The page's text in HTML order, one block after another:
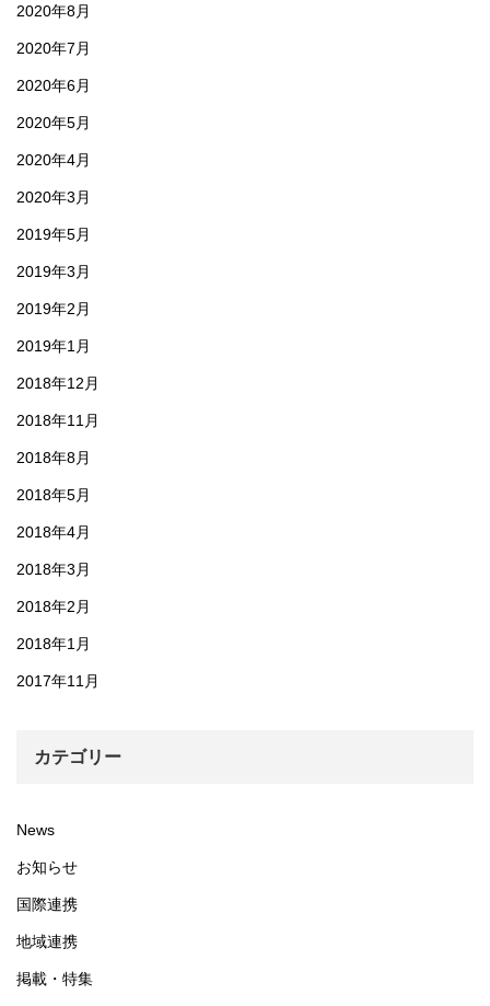
2020年8月
2020年7月
2020年6月
2020年5月
2020年4月
2020年3月
2019年5月
2019年3月
2019年2月
2019年1月
2018年12月
2018年11月
2018年8月
2018年5月
2018年4月
2018年3月
2018年2月
2018年1月
2017年11月
カテゴリー
News
お知らせ
国際連携
地域連携
掲載・特集